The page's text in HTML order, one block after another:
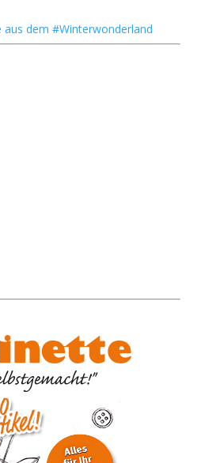
aus dem #Winterwonderland